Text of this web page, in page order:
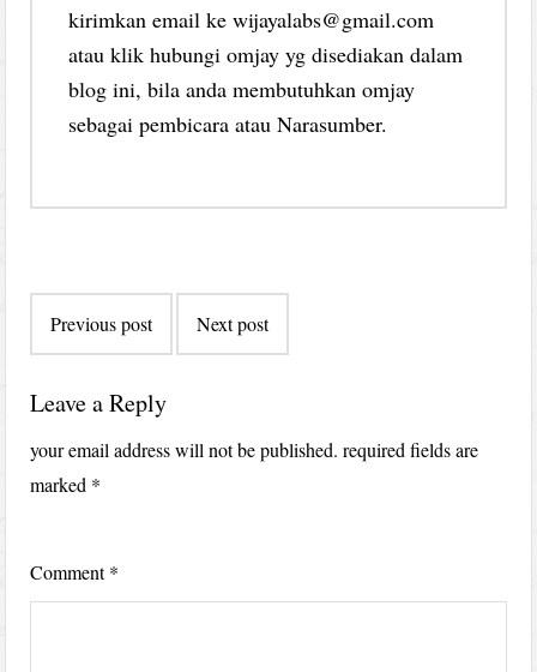
kirimkan email ke wijayalabs@gmail.com
atau klik hubungi omjay yg disediakan dalam
blog ini, bila anda membutuhkan omjay
sebagai pembicara atau Narasumber.
navigation
Previous post Next post
Leave a Reply
your email address will not be published. required fields are
marked *
Comment*